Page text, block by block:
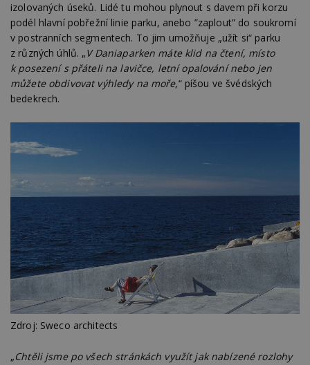
izolovaných úseků. Lidé tu mohou plynout s davem při korzu
podél hlavní pobřežní linie parku, anebo ”zaplout” do soukromí
v postranních segmentech. To jim umožňuje „užít si“ parku
z různých úhlů. „V Daniaparken máte klid na čtení, místo
k posezení s přáteli na lavičce, letní opalování nebo jen
můžete obdivovat výhledy na moře,“ píšou ve švédských
bedekrech.
Zdroj: Sweco architects
„Chtěli jsme po všech stránkách využít jak nabízené rozlohy